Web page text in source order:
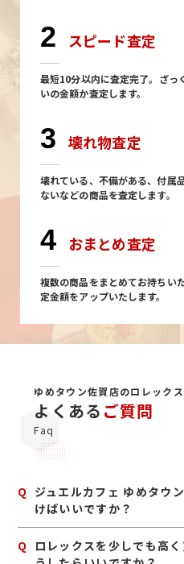
2 スピード査定
最短10分以内に査定完了。ざっ
いの金額か査定します。
3 壊れ物査定
壊れている、不備がある、付属
ないなどの商品を査定します。
4 おまとめ査定
複数の商品をまとめてお持ちい
定金額をアップいたします。
ゆめタウン佐賀店のロレック
よくある ご質問
Faq
Q ジュエルカフェ ゆめタウ
けばいいですか？
A
お車の場合は長崎自動車
263号線をJR佐賀駅方面
Q
ロレックスを少しでも高